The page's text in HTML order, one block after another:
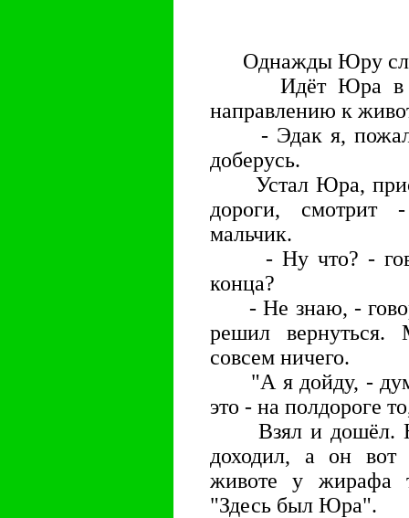
Однажды Юру
Идёт Юра в
направлению к
- Эдак я,
доберусь.
Устал Юра,
дороги, смотрит
мальчик.
- Ну что? -
конца?
- Не знаю, -
решил
совсем ничего.
"А я дойду, -
это - на полдороге
Взял и дошёл.
доходил, а он вот
животе у жирафа
"Здесь был Юра".